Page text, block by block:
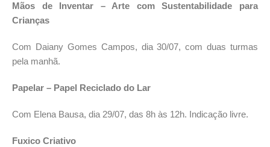
Mãos de Inventar – Arte com Sustentabilidade para
Crianças
Com Daiany Gomes Campos, dia 30/07, com duas turmas
pela manhã.
Papelar – Papel Reciclado do Lar
Com Elena Bausa, dia 29/07, das 8h às 12h. Indicação livre.
Fuxico Criativo